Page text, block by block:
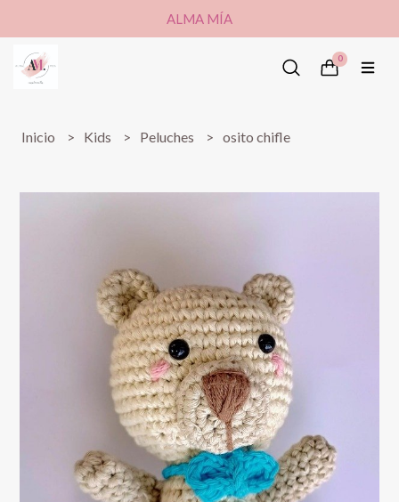
ALMA MÍA
0
Inicio Kids Peluches osito chifle